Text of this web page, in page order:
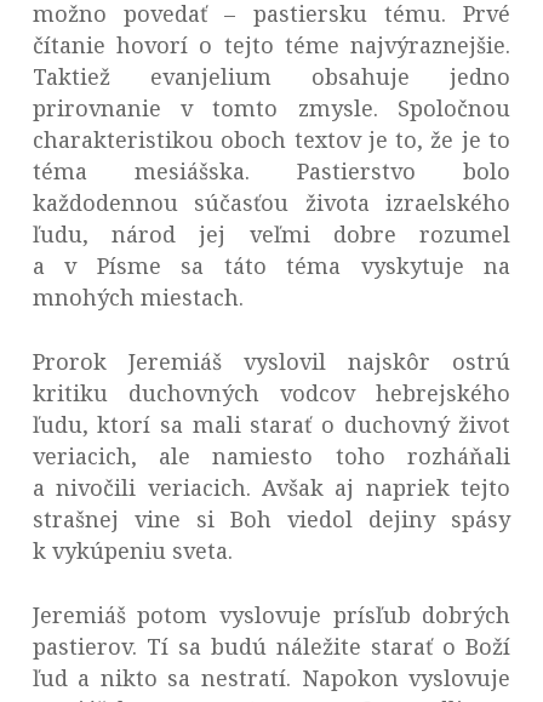
možno povedať – pastiersku tému. Prvé
čítanie hovorí o tejto téme najvýraznejšie.
Taktiež evanjelium obsahuje jedno
prirovnanie v tomto zmysle. Spoločnou
charakteristikou oboch textov je to, že je to
téma mesiášska. Pastierstvo bolo
každodennou súčasťou života izraelského
ľudu, národ jej veľmi dobre rozumel
a v Písme sa táto téma vyskytuje na
mnohých miestach.
Prorok Jeremiáš vyslovil najskôr ostrú
kritiku duchovných vodcov hebrejského
ľudu, ktorí sa mali starať o duchovný život
veriacich, ale namiesto toho rozháňali
a nivočili veriacich. Avšak aj napriek tejto
strašnej vine si Boh viedol dejiny spásy
k vykúpeniu sveta.
Jeremiáš potom vyslovuje prísľub dobrých
pastierov. Tí sa budú náležite starať o Boží
ľud a nikto sa nestratí. Napokon vyslovuje